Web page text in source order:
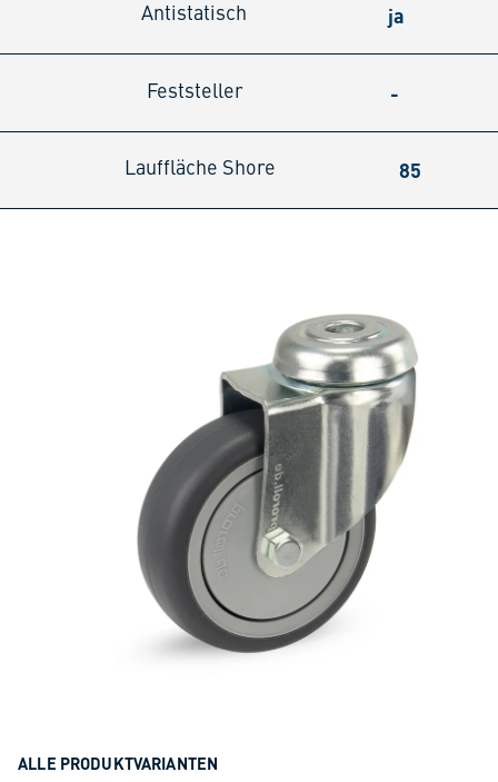
Antistatisch ja
Feststeller -
Lauffläche Shore 85
ALLE PRODUKTVARIANTEN